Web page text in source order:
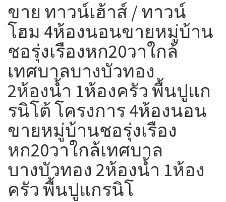
ขาย ทาวน์เฮ้าส์ / ทาวน์
โฮม 4ห้องนอนขายหมู่บ้าน
ชอรุ่งเรืองหก20วาใกล้
เทศบาลบางบัวทอง
2ห้องน้ำ 1ห้องครัว พื้นปูแก
รนิโต้ โครงการ 4ห้องนอน
ขายหมู่บ้านชอรุ่งเรือง
หก20วาใกล้เทศบาล
บางบัวทอง 2ห้องน้ำ 1ห้อง
ครัว พื้นปูแกรนิโ